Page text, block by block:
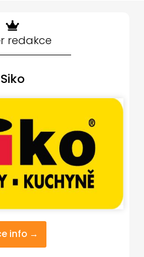
redakce
Siko
info →